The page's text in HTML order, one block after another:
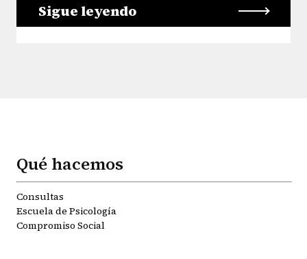
Sigue leyendo
Qué hacemos
Consultas
Escuela de Psicología
Compromiso Social